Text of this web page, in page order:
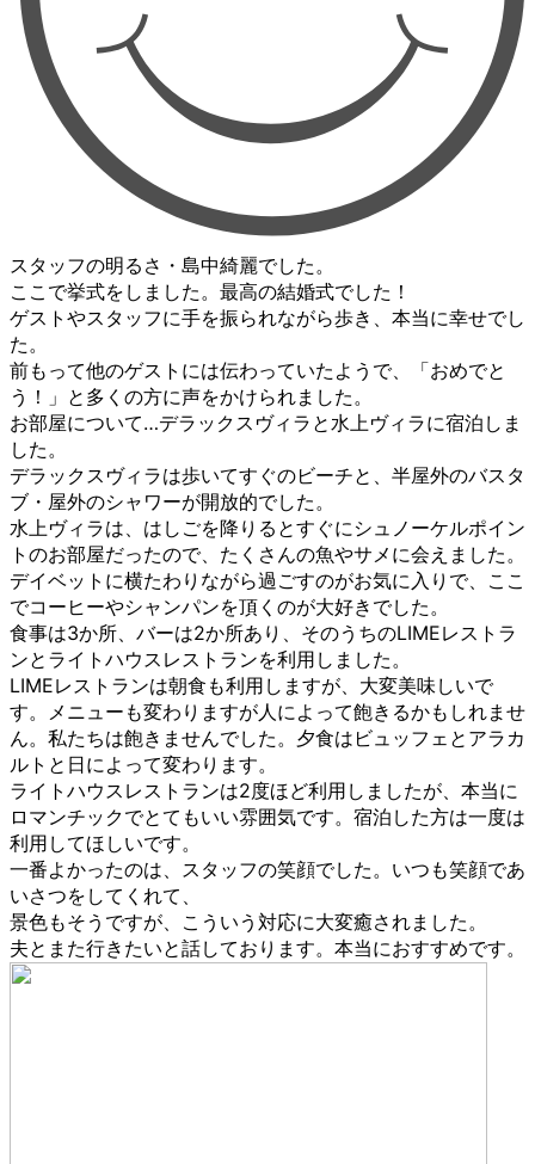
スタッフの明るさ・島中綺麗でした。
ここで挙式をしました。最高の結婚式でした！
ゲストやスタッフに手を振られながら歩き、本当に幸せでし
た。
前もって他のゲストには伝わっていたようで、「おめでと
う！」と多くの方に声をかけられました。
お部屋について…デラックスヴィラと水上ヴィラに宿泊しま
した。
デラックスヴィラは歩いてすぐのビーチと、半屋外のバスタ
ブ・屋外のシャワーが開放的でした。
水上ヴィラは、はしごを降りるとすぐにシュノーケルポイン
トのお部屋だったので、たくさんの魚やサメに会えました。
デイベットに横たわりながら過ごすのがお気に入りで、ここ
でコーヒーやシャンパンを頂くのが大好きでした。
食事は3か所、バーは2か所あり、そのうちのLIMEレストラ
ンとライトハウスレストランを利用しました。
LIMEレストランは朝食も利用しますが、大変美味しいで
す。メニューも変わりますが人によって飽きるかもしれませ
ん。私たちは飽きませんでした。夕食はビュッフェとアラカ
ルトと日によって変わります。
ライトハウスレストランは2度ほど利用しましたが、本当に
ロマンチックでとてもいい雰囲気です。宿泊した方は一度は
利用してほしいです。
一番よかったのは、スタッフの笑顔でした。いつも笑顔であ
いさつをしてくれて、
景色もそうですが、こういう対応に大変癒されました。
夫とまた行きたいと話しております。本当におすすめです。